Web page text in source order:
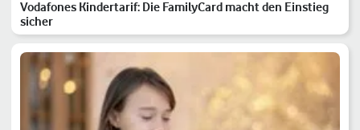
Vodafones Kindertarif: Die FamilyCard macht den Einstieg
sicher